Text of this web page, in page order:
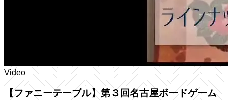
Video
【ファニーテーブル】第３回名古屋ボードゲーム